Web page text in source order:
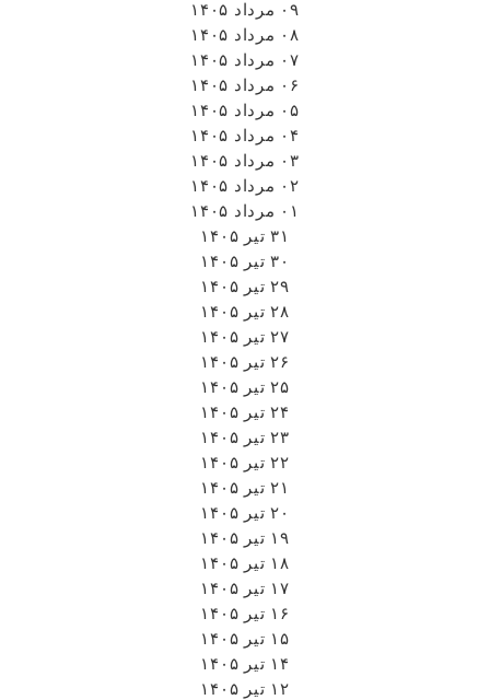
۰۹ مرداد ۱۴۰۵
۰۸ مرداد ۱۴۰۵
۰۷ مرداد ۱۴۰۵
۰۶ مرداد ۱۴۰۵
۰۵ مرداد ۱۴۰۵
۰۴ مرداد ۱۴۰۵
۰۳ مرداد ۱۴۰۵
۰۲ مرداد ۱۴۰۵
۰۱ مرداد ۱۴۰۵
۳۱ تیر ۱۴۰۵
۳۰ تیر ۱۴۰۵
۲۹ تیر ۱۴۰۵
۲۸ تیر ۱۴۰۵
۲۷ تیر ۱۴۰۵
۲۶ تیر ۱۴۰۵
۲۵ تیر ۱۴۰۵
۲۴ تیر ۱۴۰۵
۲۳ تیر ۱۴۰۵
۲۲ تیر ۱۴۰۵
۲۱ تیر ۱۴۰۵
۲۰ تیر ۱۴۰۵
۱۹ تیر ۱۴۰۵
۱۸ تیر ۱۴۰۵
۱۷ تیر ۱۴۰۵
۱۶ تیر ۱۴۰۵
۱۵ تیر ۱۴۰۵
۱۴ تیر ۱۴۰۵
۱۲ تیر ۱۴۰۵